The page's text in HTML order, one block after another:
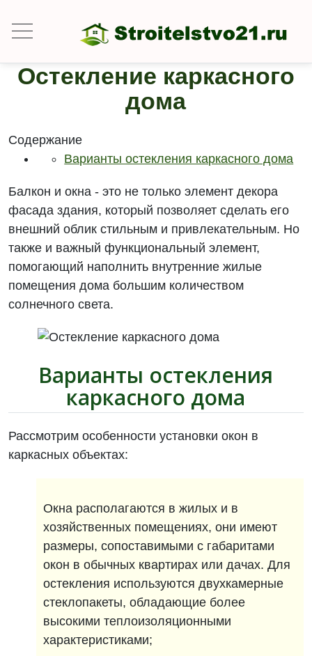
Остекление каркасного
дома
Содержание
Варианты остекления каркасного дома
Балкон и окна - это не только элемент декора
фасада здания, который позволяет сделать его
внешний облик стильным и привлекательным. Но
также и важный функциональный элемент,
помогающий наполнить внутренние жилые
помещения дома большим количеством
солнечного света.
Варианты остекления
каркасного дома
Рассмотрим особенности установки окон в
каркасных объектах:
Окна располагаются в жилых и в
хозяйственных помещениях, они имеют
размеры, сопоставимыми с габаритами
окон в обычных квартирах или дачах. Для
остекления используются двухкамерные
стеклопакеты, обладающие более
высокими теплоизоляционными
характеристиками;